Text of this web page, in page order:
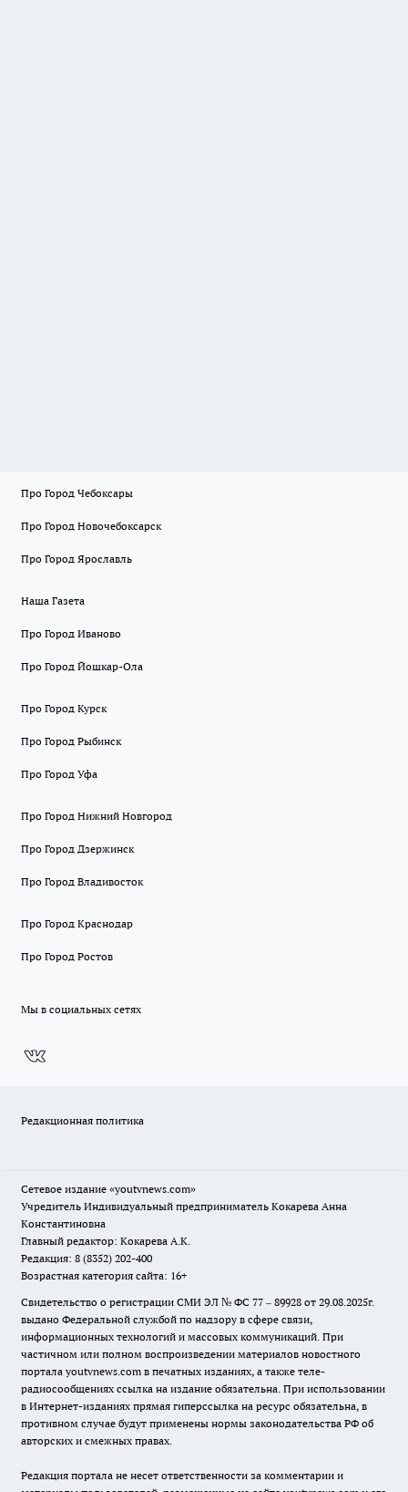
Про Город Чебоксары
Про Город Новочебоксарск
Про Город Ярославль
Наша Газета
Про Город Иваново
Про Город Йошкар-Ола
Про Город Курск
Про Город Рыбинск
Про Город Уфа
Про Город Нижний Новгород
Про Город Дзержинск
Про Город Владивосток
Про Город Краснодар
Про Город Ростов
Мы в социальных сетях
Редакционная политика
Сетевое издание «youtvnews.com»
Учредитель Индивидуальный предприниматель Кокарева Анна
Константиновна
Главный редактор: Кокарева А.К.
Редакция: 8 (8352) 202-400
Возрастная категория сайта: 16+
Свидетельство о регистрации СМИ ЭЛ № ФС 77 – 89928 от 29.08.2025г.
выдано Федеральной службой по надзору в сфере связи,
информационных технологий и массовых коммуникаций. При
частичном или полном воспроизведении материалов новостного
портала youtvnews.com в печатных изданиях, а также теле-
радиосообщениях ссылка на издание обязательна. При использовании
в Интернет-изданиях прямая гиперссылка на ресурс обязательна, в
противном случае будут применены нормы законодательства РФ об
авторских и смежных правах.
Редакция портала не несет ответственности за комментарии и